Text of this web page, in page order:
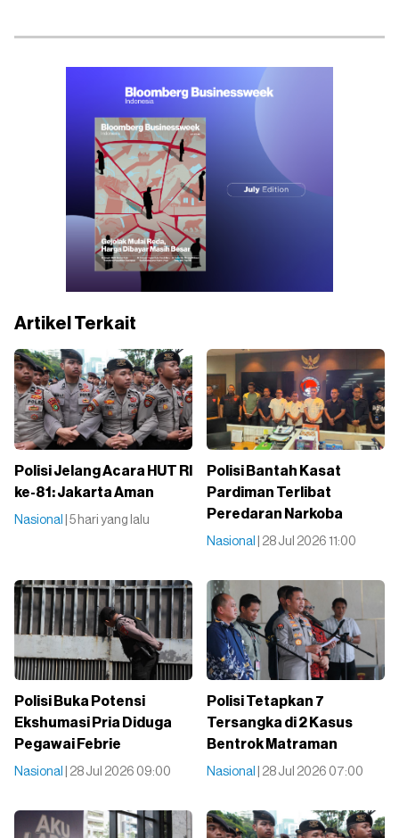
Artikel Terkait
Polisi Jelang Acara HUT RI
ke-81: Jakarta Aman
Nasional | 5 hari yang lalu
Polisi Bantah Kasat
Pardiman Terlibat
Peredaran Narkoba
Nasional | 28 Jul 2026 11:00
Polisi Buka Potensi
Ekshumasi Pria Diduga
Pegawai Febrie
Nasional | 28 Jul 2026 09:00
Polisi Tetapkan 7
Tersangka di 2 Kasus
Bentrok Matraman
Nasional | 28 Jul 2026 07:00